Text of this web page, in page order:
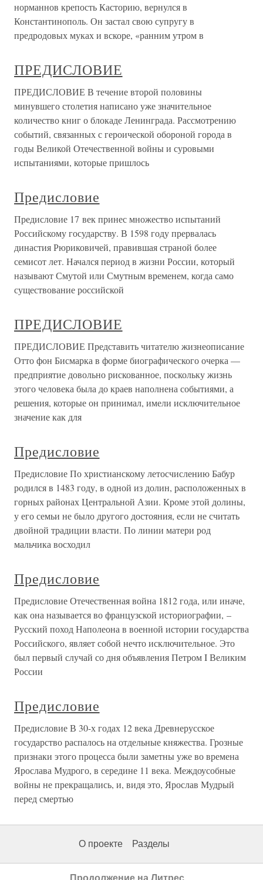
норманнов крепость Касторию, вернулся в
Константинополь. Он застал свою супругу в
предродовых муках и вскоре, «ранним утром в
ПРЕДИСЛОВИЕ
ПРЕДИСЛОВИЕ В течение второй половины
минувшего столетия написано уже значительное
количество книг о блокаде Ленинграда. Рассмотрению
событий, связанных с героической обороной города в
годы Великой Отечественной войны и суровыми
испытаниями, которые пришлось
Предисловие
Предисловие 17 век принес множество испытаний
Российскому государству. В 1598 году прервалась
династия Рюриковичей, правившая страной более
семисот лет. Начался период в жизни России, который
называют Смутой или Смутным временем, когда само
существование российской
ПРЕДИСЛОВИЕ
ПРЕДИСЛОВИЕ Представить читателю жизнеописание
Отто фон Бисмарка в форме биографического очерка —
предприятие довольно рискованное, поскольку жизнь
этого человека была до краев наполнена событиями, а
решения, которые он принимал, имели исключительное
значение как для
Предисловие
Предисловие По христианскому летосчислению Бабур
родился в 1483 году, в одной из долин, расположенных в
горных районах Центральной Азии. Кроме этой долины,
у его семьи не было другого достояния, если не считать
двойной традиции власти. По линии матери род
мальчика восходил
Предисловие
Предисловие Отечественная война 1812 года, или иначе,
как она называется во французской историографии, –
Русский поход Наполеона в военной истории государства
Российского, являет собой нечто исключительное. Это
был первый случай со дня объявления Петром I Великим
России
Предисловие
Предисловие В 30-х годах 12 века Древнерусское
государство распалось на отдельные княжества. Грозные
признаки этого процесса были заметны уже во времена
Ярослава Мудрого, в середине 11 века. Междоусобные
войны не прекращались, и, видя это, Ярослав Мудрый
перед смертью
О проекте Разделы
Продолжение на Литрес